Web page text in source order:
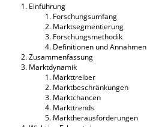
Einführung
Forschungsumfang
Marktsegmentierung
Forschungsmethodik
Definitionen und Annahmen
Zusammenfassung
Marktdynamik
Markttreiber
Marktbeschränkungen
Marktchancen
Markttrends
Marktherausforderungen